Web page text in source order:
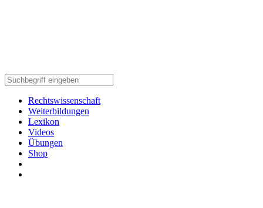
Rechtswissenschaft
Weiterbildungen
Lexikon
Videos
Übungen
Shop